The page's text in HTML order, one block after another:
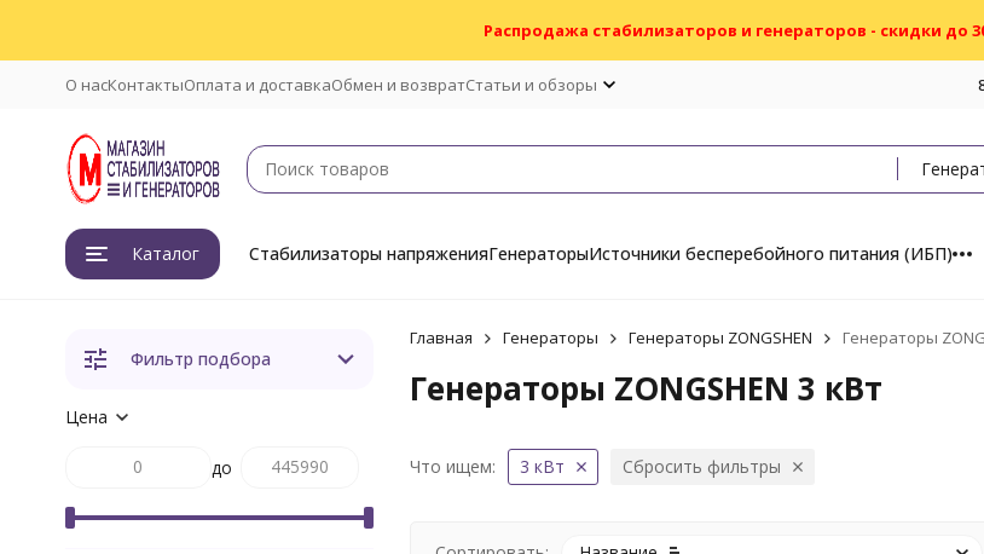
Распродажа стабилизаторов и генераторов - скидки до
О насКонтактыОплата и доставкаОбмен и возвратСтатьи и обзоры
Каталог Стабилизаторы напряженияГенераторыИсточники бесперебойного питания (ИБП)
Главная Генераторы Генераторы ZONGSHEN Генераторы
Генераторы ZONGSHEN 3 кВт
Что ищем: 3 кВт Сбросить фильтры
Фильтр подбора
Цена
до